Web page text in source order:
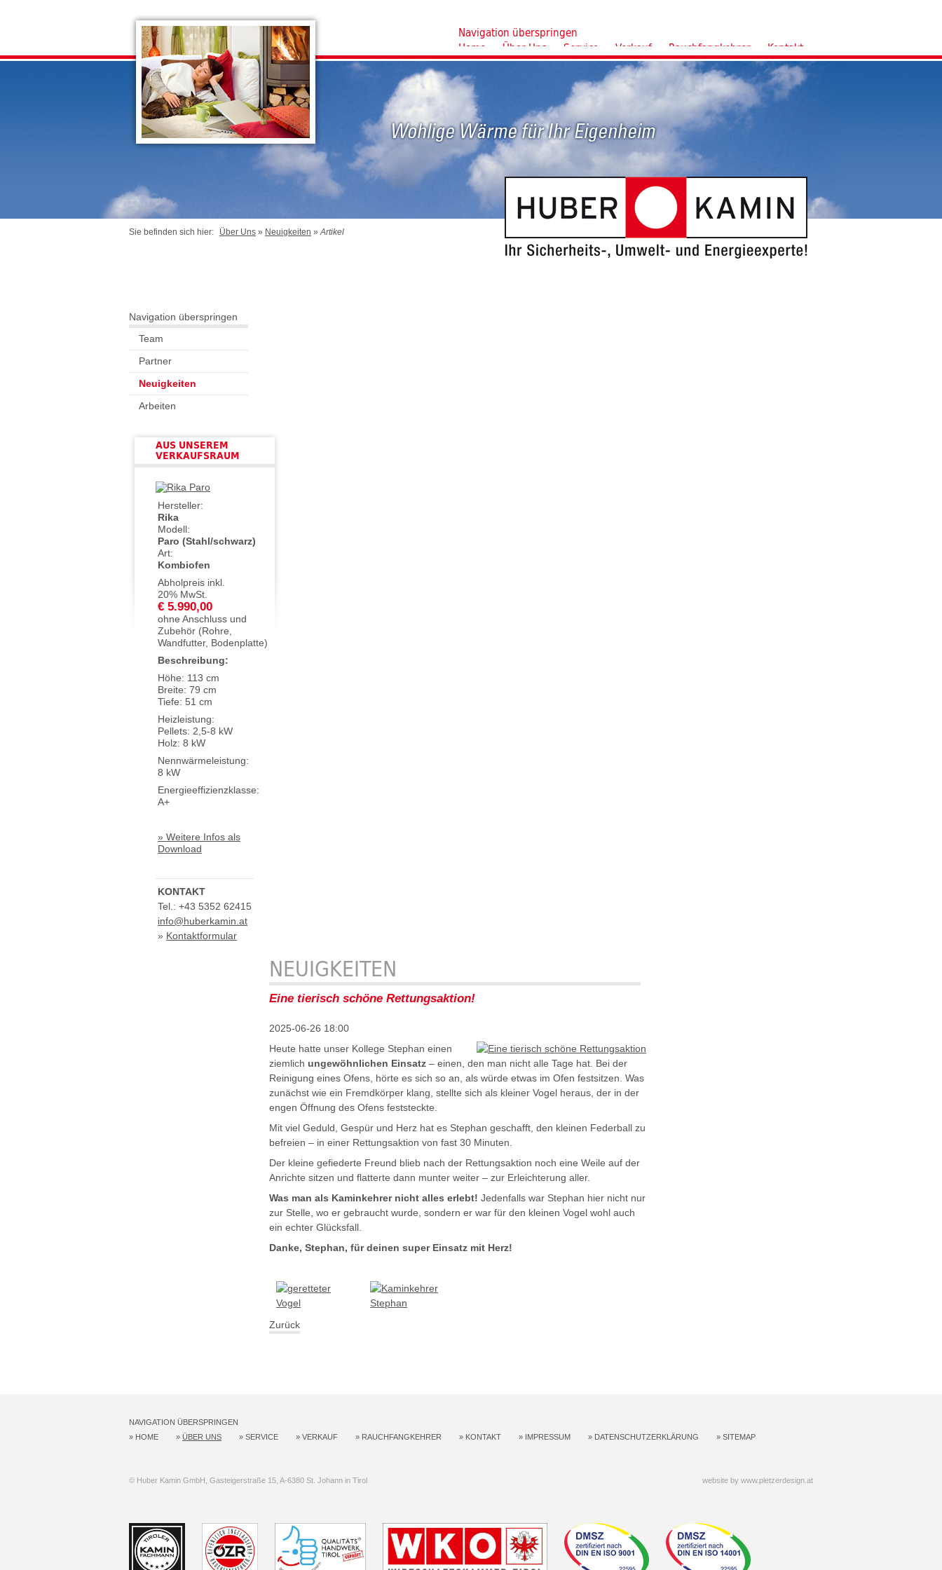
Navigation überspringen
Home
Über Uns Service Verkauf Rauchfangkehrer Kontakt
Sie befinden sich hier: Über Uns » Neuigkeiten »Artikel
Navigation überspringen
Team
Partner
Neuigkeiten
Arbeiten
AUS UNSEREM
VERKAUFSRAUM
Hersteller:
Rika
Modell:
Paro (Stahl/schwarz)
Art:
Kombiofen
Abholpreis inkl.
20% MwSt.
€ 5.990,00
ohne Anschluss und
Zubehör (Rohre,
Wandfutter, Bodenplatte)
Beschreibung:
Höhe: 113 cm
Breite: 79 cm
Tiefe: 51 cm
Heizleistung:
Pellets: 2,5-8 kW
Holz: 8 kW
Nennwärmeleistung:
8 kW
Energieeffizienzklasse:
A+
» Weitere Infos als
Download
KONTAKT
Tel.: +43 5352 62415
info@huberkamin.at
» Kontaktformular
NEUIGKEITEN
Eine tierisch schöne Rettungsaktion!
2025-06-26 18:00
Heute hatte unser Kollege Stephan einen
ziemlich ungewöhnlichen Einsatz – einen, den man nicht alle Tage hat. Bei der
Reinigung eines Ofens, hörte es sich so an, als würde etwas im Ofen festsitzen. Was
zunächst wie ein Fremdkörper klang, stellte sich als kleiner Vogel heraus, der in der
engen Öffnung des Ofens feststeckte.
Mit viel Geduld, Gespür und Herz hat es Stephan geschafft, den kleinen Federball zu
befreien – in einer Rettungsaktion von fast 30 Minuten.
Der kleine gefiederte Freund blieb nach der Rettungsaktion noch eine Weile auf der
Anrichte sitzen und flatterte dann munter weiter – zur Erleichterung aller.
Was man als Kaminkehrer nicht alles erlebt! Jedenfalls war Stephan hier nicht nur
zur Stelle, wo er gebraucht wurde, sondern er war für den kleinen Vogel wohl auch
ein echter Glücksfall.
Danke, Stephan, für deinen super Einsatz mit Herz!
Zurück
NAVIGATION ÜBERSPRINGEN
» HOME » ÜBER UNS » SERVICE » VERKAUF » RAUCHFANGKEHRER » KONTAKT » IMPRESSUM » DATENSCHUTZERKLÄRUNG » SITEMAP
© Huber Kamin GmbH, Gasteigerstraße 15, A-6380 St. Johann in Tirol website by www.pletzerdesign.at